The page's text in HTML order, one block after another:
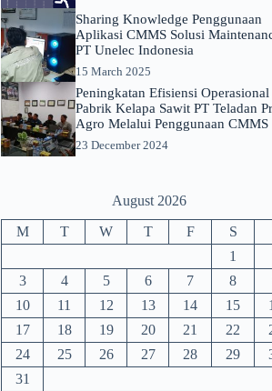
Sharing Knowledge Penggunaan
Aplikasi CMMS Solusi
PT Unelec Indonesia
15 March 2025
Peningkatan Efisiensi Operasional
Pabrik Kelapa Sawit PT Teladan
Agro Melalui Penggunaan CMMS
23 December 2024
August 2026
M T W T F S
1
3
4 5 6 7 8
10
11 12 13 14 15
17
18 19 20 21 22
24
25 26 27 28 29
31